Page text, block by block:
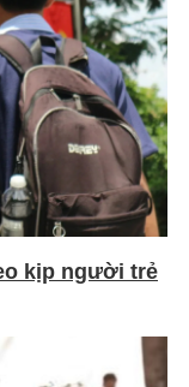
kịp người trẻ